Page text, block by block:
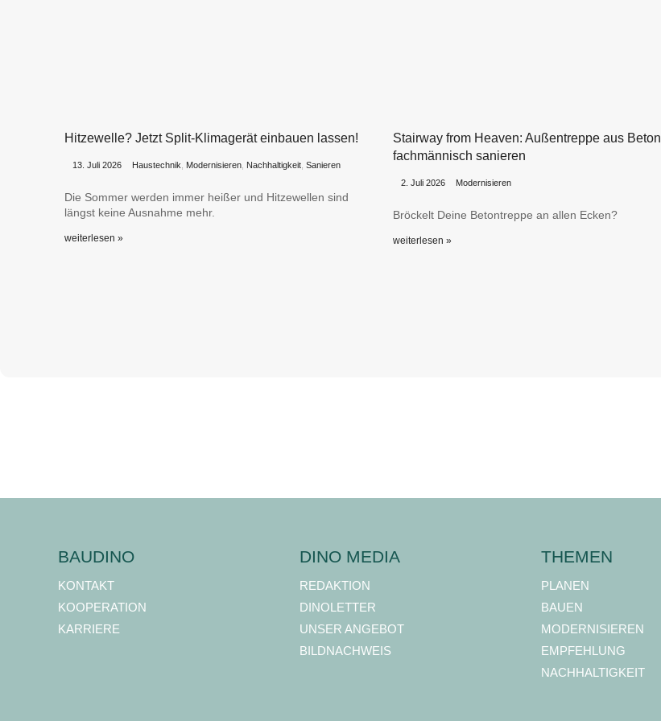
Hitzewelle? Jetzt Split-Klimagerät einbauen lassen!
13. Juli 2026 Haustechnik Modernisieren Nachhaltigkeit Sanieren
Die Sommer werden immer heißer und Hitzewellen sind
längst keine Ausnahme mehr.
weiterlesen »
Stairway from Heaven: Außentreppe aus Beton
fachmännisch sanieren
2. Juli 2026 Modernisieren
Bröckelt Deine Betontreppe an allen Ecken?
weiterlesen »
BAUDINO
KONTAKT
KOOPERATION
KARRIERE
DINO MEDIA
REDAKTION
DINOLETTER
UNSER ANGEBOT
BILDNACHWEIS
THEMEN
PLANEN
BAUEN
MODERNISIEREN
EMPFEHLUNG
NACHHALTIGKEIT